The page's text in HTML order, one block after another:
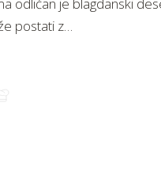
postati z…